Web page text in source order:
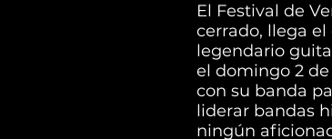
El Festival de
cerrado, llega
legendario
el domingo 2
con su banda
liderar bandas
ningún